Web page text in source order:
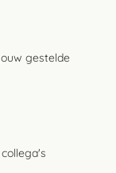
gestelde